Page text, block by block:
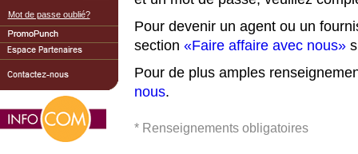
Mot de passe oublié?
Pour devenir un agent ou un
section «Faire affaire avec nous»
Pour de plus amples
nous.
* Renseignements obligatoires